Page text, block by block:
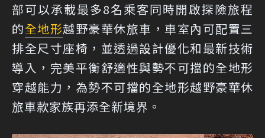
部可以承載最多8名乘客同時開啟探險旅程
的全地形越野豪華休旅車，車室內可配置三
排全尺寸座椅，並透過設計優化和最新技術
導入，完美平衡舒適性與勢不可擋的全地形
穿越能力，為勢不可擋的全地形越野豪華休
旅車款家族再添全新境界。